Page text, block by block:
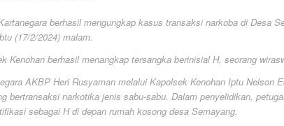
berhasil mengungkap kasus transaksi narkoba di Desa
(17/2/2024) malam.
Kenohan berhasil menangkap tersangka berinisial H, seorang
AKBP Heri Rusyaman melalui Kapolsek Kenohan Iptu Nelson
bertransaksi narkotika jenis sabu-sabu. Dalam penyelidikan,
sebagai H di depan rumah kosong desa Semayang.